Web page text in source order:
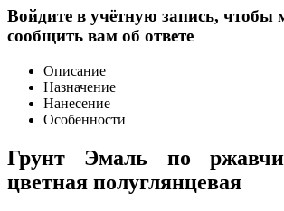
Войдите в учётную запись, чтобы
сообщить вам об ответе
Описание
Назначение
Нанесение
Особенности
Грунт Эмаль по
цветная полуглянцевая